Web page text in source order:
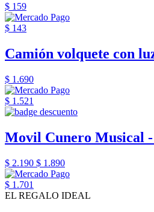
$ 159
$ 143
Camión volquete con
$ 1.690
$ 1.521
Movil Cunero Musical
$ 2.190 $ 1.890
$ 1.701
EL REGALO IDEAL